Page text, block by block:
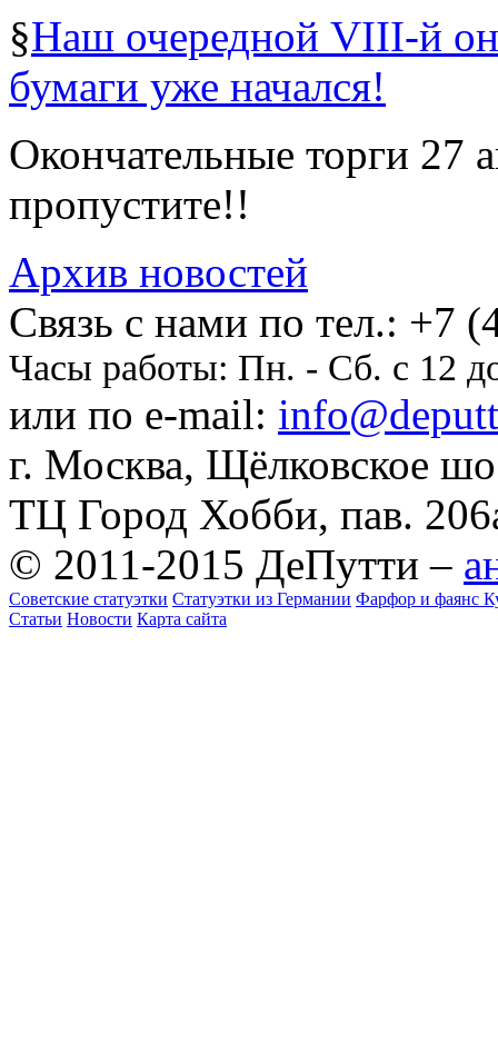
§Наш очередной VIII-й
бумаги уже начался!
Окончательные торги 27
пропустите!!
Архив новостей
Cвязь с нами по тел.: +7
Часы работы: Пн. - Сб. с 12
или по e-mail:
г. Москва, Щёлковское
ТЦ Город Хобби, пав.
© 2011-2015 ДеПутти –
Советские статуэтки Статуэтки из Германии Фарфор и фаянс
Статьи Новости Карта сайта